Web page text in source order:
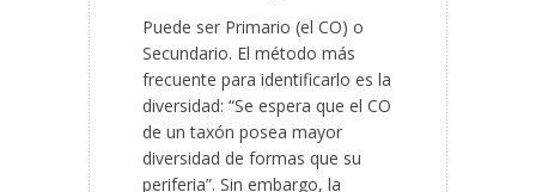
Puede ser Primario (el CO) o
Secundario. El método más
frecuente para identificarlo es la
diversidad: “Se espera que el CO
de un taxón posea mayor
diversidad de formas que su
periferia”. Sin embargo, la